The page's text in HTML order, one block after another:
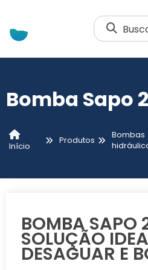
Bomba Sapo
Início
Produtos
Bombas
BOMBA SAPO
SOLUÇÃO
DESAGUAR E